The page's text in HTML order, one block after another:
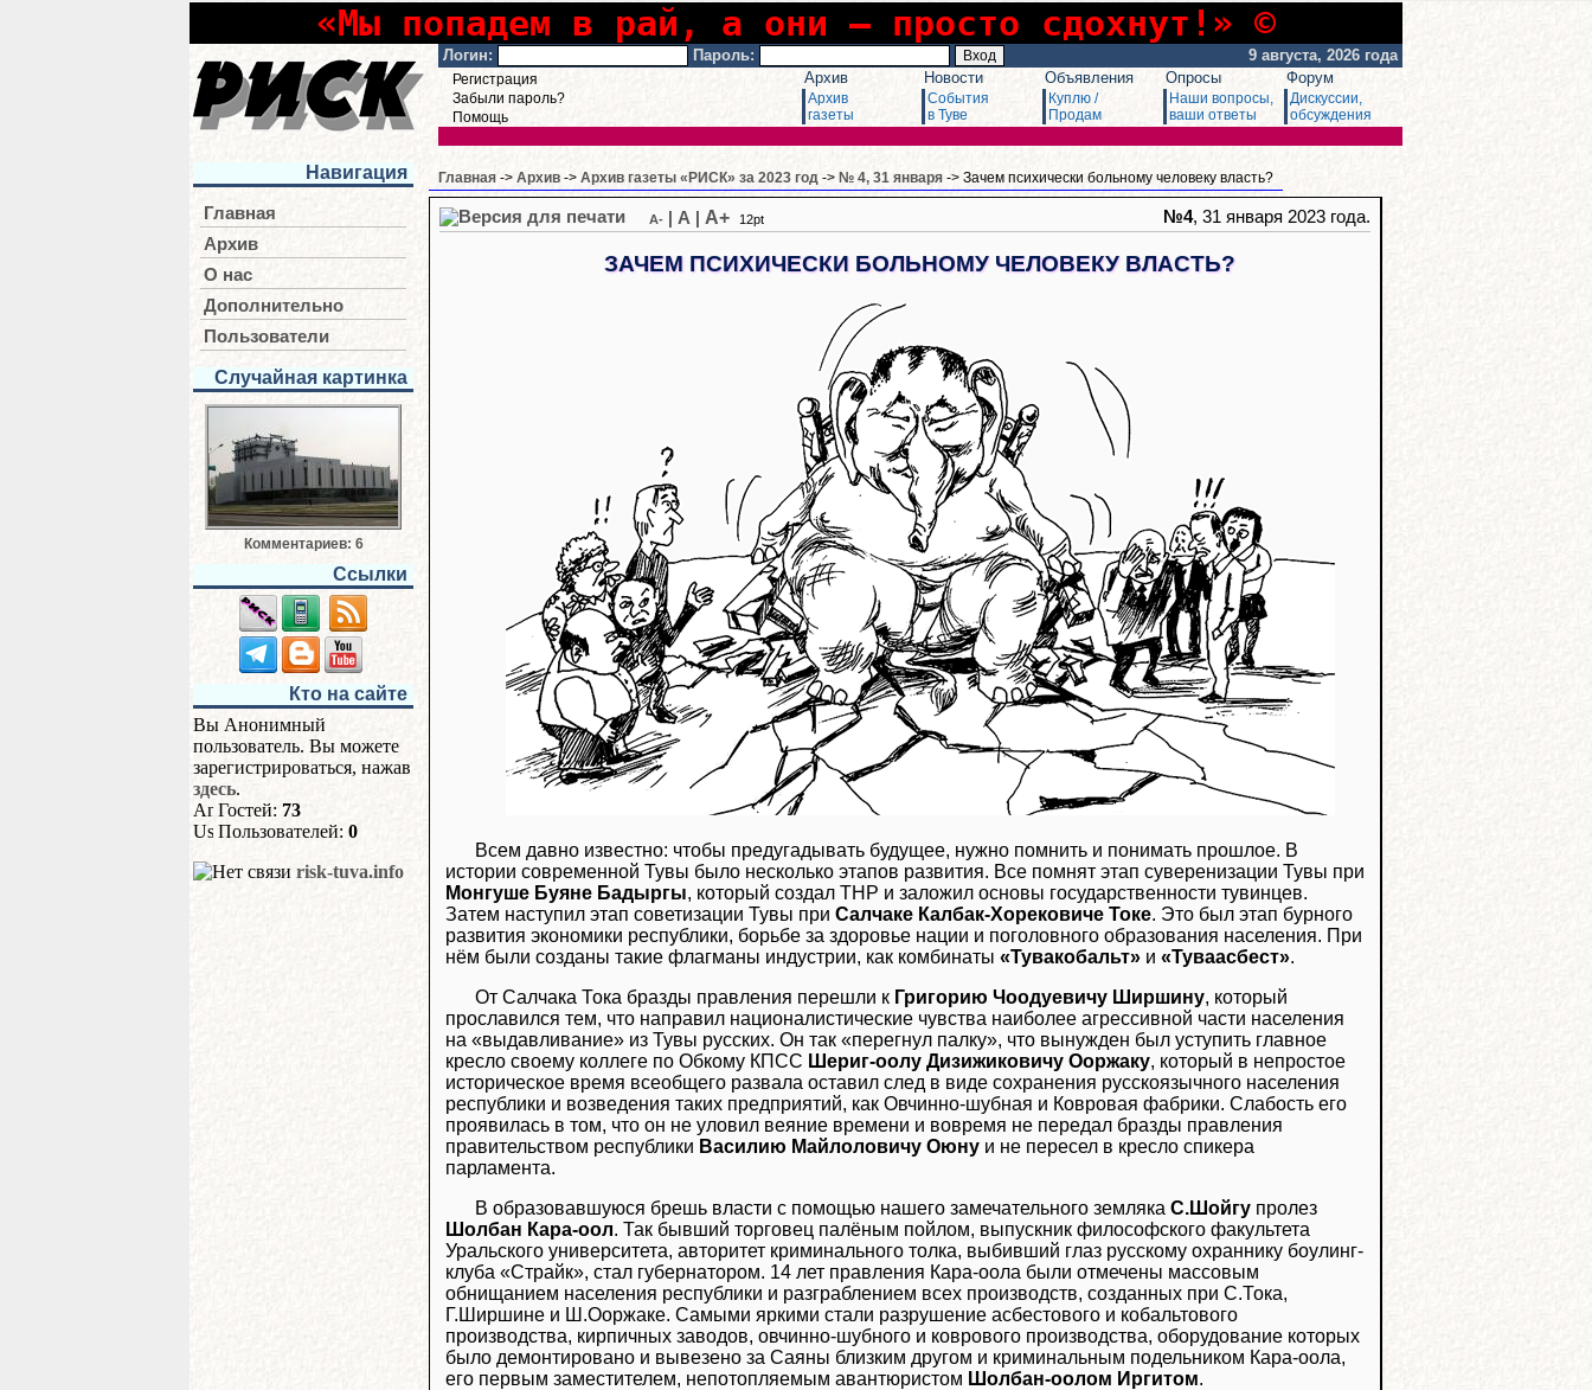
«Мы попадем в рай, а они – просто сдохнут!» ©
Логин: Пароль: 9 августа, 2026 года
Регистрация
Забыли пароль?
Помощь
Архив
Архив
газеты
Новости
События
в Туве
Объявления
Куплю /
Продам
Опросы
Наши вопросы,
ваши ответы
Форум
Дискуссии,
обсуждения
Навигация
Главная
Архив
О нас
Дополнительно
Пользователи
Случайная картинка
Комментариев: 6
Ссылки
Кто на сайте
Вы Анонимный
пользователь. Вы можете
зарегистрироваться, нажав
здесь.
Гостей: 73
Пользователей: 0
risk-tuva.info
Главная -> Архив -> Архив газеты «РИСК» за 2023 год -> № 4, 31 января -> Зачем психически больному человеку власть?
A- A A+ 12pt №4, 31 января 2023 года.
ЗАЧЕМ ПСИХИЧЕСКИ БОЛЬНОМУ ЧЕЛОВЕКУ ВЛАСТЬ?
Всем давно известно: чтобы предугадывать будущее, нужно помнить и понимать прошлое. В
истории современной Тувы было несколько этапов развития. Все помнят этап суверенизации Тувы при
Монгуше Буяне Бадыргы, который создал ТНР и заложил основы государственности тувинцев.
Затем наступил этап советизации Тувы при Салчаке Калбак-Хорековиче Токе. Это был этап бурного
развития экономики республики, борьбе за здоровье нации и поголовного образования населения. При
нём были созданы такие флагманы индустрии, как комбинаты «Тувакобальт» и «Туваасбест».
От Салчака Тока бразды правления перешли к Григорию Чоодуевичу Ширшину, который
прославился тем, что направил националистические чувства наиболее агрессивной части населения
на «выдавливание» из Тувы русских. Он так «перегнул палку», что вынужден был уступить главное
кресло своему коллеге по Обкому КПСС Шериг-оолу Дизижиковичу Ооржаку, который в непростое
историческое время всеобщего развала оставил след в виде сохранения русскоязычного населения
республики и возведения таких предприятий, как Овчинно-шубная и Ковровая фабрики. Слабость его
проявилась в том, что он не уловил веяние времени и вовремя не передал бразды правления
правительством республики Василию Майлоловичу Оюну и не пересел в кресло спикера
парламента.
В образовавшуюся брешь власти с помощью нашего замечательного земляка С.Шойгу пролез
Шолбан Кара-оол. Так бывший торговец палёным пойлом, выпускник философского факультета
Уральского университета, авторитет криминального толка, выбивший глаз русскому охраннику боулинг-
клуба «Страйк», стал губернатором. 14 лет правления Кара-оола были отмечены массовым
обнищанием населения республики и разграблением всех производств, созданных при С.Тока,
Г.Ширшине и Ш.Ооржаке. Самыми яркими стали разрушение асбестового и кобальтового
производства, кирпичных заводов, овчинно-шубного и коврового производства, оборудование которых
было демонтировано и вывезено за Саяны близким другом и криминальным подельником Кара-оола,
его первым заместителем, непотопляемым авантюристом Шолбан-оолом Иргитом.